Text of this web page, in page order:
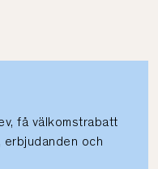
få välkomstrabatt
erbjudanden och